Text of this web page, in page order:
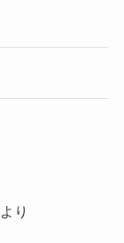
より